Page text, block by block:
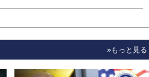
»もっと見る